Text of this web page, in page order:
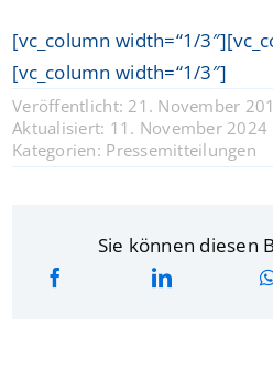
[vc_column width=“1/
[vc_column width=“1/3″]
Veröffentlicht: 21. November
Aktualisiert: 11. November 2024
Kategorien: Pressemitteilungen
Sie können diesen